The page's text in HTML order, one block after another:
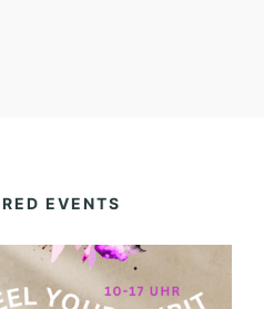
EVENTS